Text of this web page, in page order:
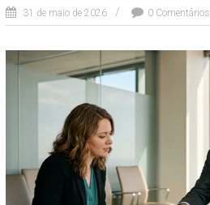
31 de maio de 2026 0 Comentários